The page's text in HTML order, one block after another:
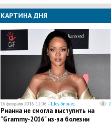
КАРТИНА ДНЯ
16 февраля 2016, 12:06 —Шоу-бизнес 2
Рианна не смогла выступить на
"Grammy-2016" из-за болезни